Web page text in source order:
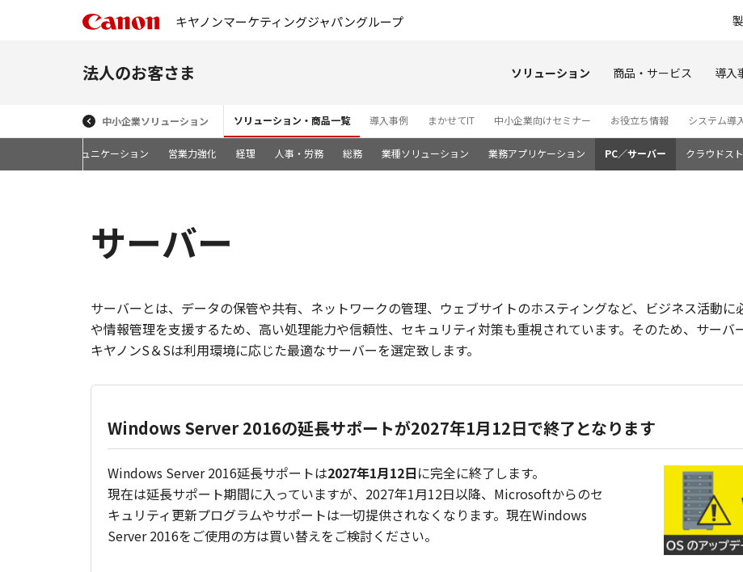
キヤノンマーケティングジャパングループ
法人のお客さま ソリューション 商品・サービス 導入
中小企業ソリューション ソリューション・商品一覧 導入事例 まかせてIT 中小企業向けセミナー お役立ち情報 システム導
ビジネスコミュニケーション 営業力強化 経理 人事・労務 総務 業種ソリューション 業務アプリケーション PC／サーバー クラウドス
サーバー
サーバーとは、データの保管や共有、ネットワークの管理、ウェブサイトのホスティングなど、ビジネス活動
や情報管理を支援するため、高い処理能力や信頼性、セキュリティ対策も重視されています。そのため、サーバ
キヤノンS＆Sは利用環境に応じた最適なサーバーを選定致します。
Windows Server 2016の延長サポートが2027年1月12日で終了となります
Windows Server 2016延長サポートは2027年1月12日に完全に終了します。
現在は延長サポート期間に入っていますが、2027年1月12日以降、Microsoftからのセ
キュリティ更新プログラムやサポートは一切提供されなくなります。現在Windows
Server 2016をご使用の方は買い替えをご検討ください。